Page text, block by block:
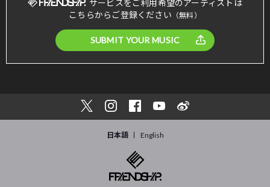
サービスをご利用希望のアーティストは
こちらからご登録ください （無料）
SUBMIT YOUR MUSIC
日本語 English